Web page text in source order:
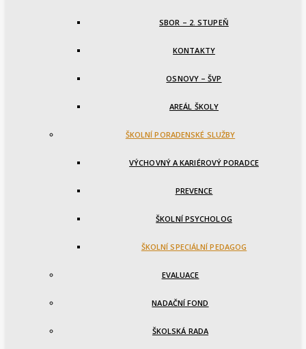
SBOR – 2. STUPEŇ
KONTAKTY
OSNOVY – ŠVP
AREÁL ŠKOLY
ŠKOLNÍ PORADENSKÉ SLUŽBY
VÝCHOVNÝ A KARIÉROVÝ PORADCE
PREVENCE
ŠKOLNÍ PSYCHOLOG
ŠKOLNÍ SPECIÁLNÍ PEDAGOG
EVALUACE
NADAČNÍ FOND
ŠKOLSKÁ RADA